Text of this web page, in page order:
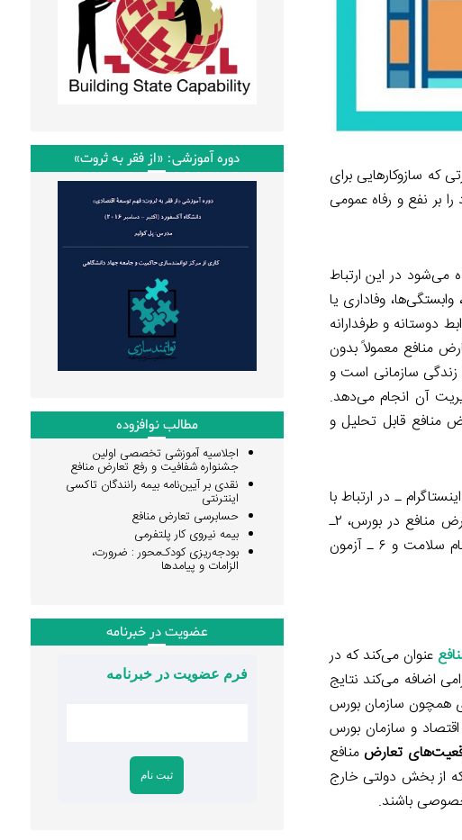
که سازوکارهایی برای
بر نفع و رفاه عمومی
می‌شود در این ارتباط
وفاداری یا
و طرفدارانه
منافع معمولاً بدون
زندگی سازمانی است و
آن انجام می‌دهد.
منافع قابل تحلیل و
۱۶۶ مطلب در شبکه‌های اجتماعی ـ ۱۰۴ مطلب تلگرام، ۶۱ مطلب توییتر، ۱ مطلب اینستاگرام ـ در ارتباط با
تعارض منافع به اشتراک گذشته شده است. به طور خلاصه محور‌های مطالب‌ مزبور در ارتباط با تعارض منافع عبارتند از؛ ۱ـ تعارض منافع در بورس، ۲ـ
رسانه‌ها و شفافیت مالی خود، ۳ ـ تعارض منافع در نظام تدبیر، ۴ ـ تعارض منافع در فوتبال، ۵ ـ تعارض منافع در تار و پود نظام سلامت و ۶ ـ آزمون
عنوان می‌کند که در
اضافه می‌کند نتایج
همچون سازمان بورس
و سازمان بورس
تعارض منافع
از بخش دولتی خارج
باشند.
دوره آموزشی: «از فقر به ثروت»
مطالب نوافزوده
اجلاسیه آموزشی تخصصی اولین
جشنواره شفافیت و رفع تعارض منافع
نقدی بر آیین‌نامه بیمه رانندگان تاکسی
اینترنتی
حسابرسی تعارض منافع
بیمه نیروی کار پلتفرمی
بودجه‌ریزی کودک‌محور : ضرورت،
الزامات و پیامدها
عضویت در خبرنامه
فرم عضویت در خبرنامه